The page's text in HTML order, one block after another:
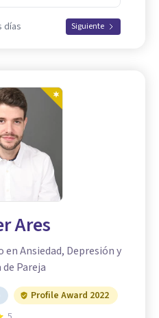
días Siguiente
Ares
Ansiedad, Depresión y
Pareja
Profile Award 2022